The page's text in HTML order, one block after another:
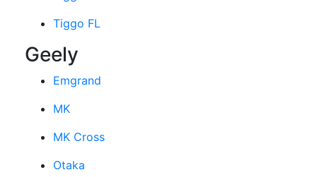
Tiggo FL
Geely
Emgrand
MK
MK Cross
Otaka